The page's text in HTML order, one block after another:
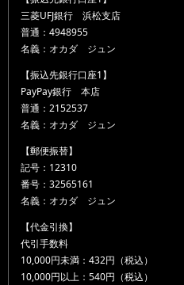
三菱UFJ銀行 浜松支店
普通：4948955
名義：オカダ ジュン
【振込先銀行口座1】
PayPay銀行 本店
普通：2152537
名義：オカダ ジュン
【郵便振替】
記号：12310
番号：32565161
名義：オカダ ジュン
【代金引換】
代引手数料
10,000円未満：432円（税込）
10,000円以上：540円（税込）